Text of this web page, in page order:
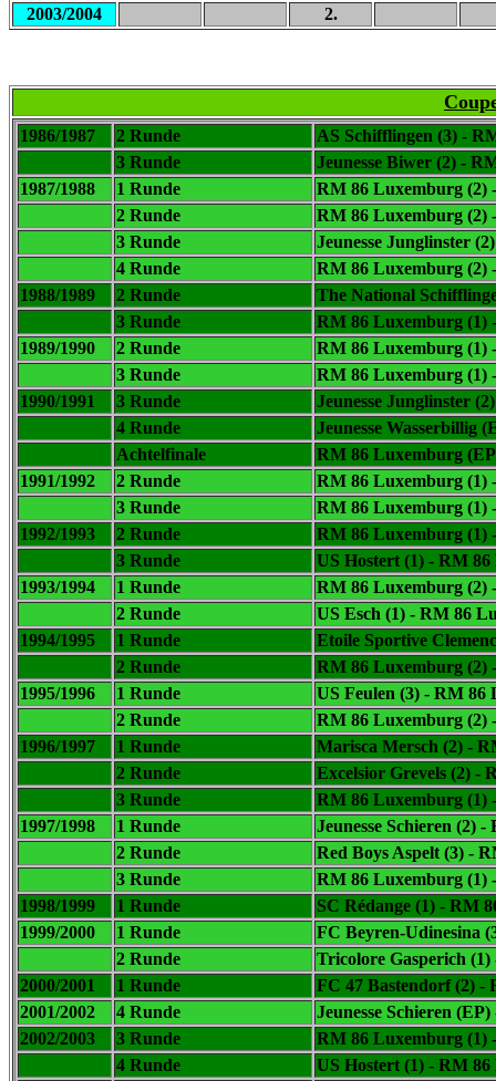
2003/2004
2.
1986/1987 2 Runde
AS Schifflingen (3) -
3 Runde
Jeunesse Biwer (2) -
1987/1988
1 Runde
RM 86 Luxemburg (2)
2 Runde
RM 86 Luxemburg (2)
3 Runde
Jeunesse Junglinster
4 Runde
RM 86 Luxemburg (2)
1988/1989
2 Runde
The National
3 Runde
RM 86 Luxemburg (1)
1989/1990
2 Runde
RM 86 Luxemburg (1)
3 Runde
RM 86 Luxemburg (1)
1990/1991
3 Runde
Jeunesse Junglinster
4 Runde
Jeunesse Wasserbillig
Achtelfinale
RM 86 Luxemburg
1991/1992
2 Runde
RM 86 Luxemburg (1)
3 Runde
RM 86 Luxemburg (1)
1992/1993
2 Runde
RM 86 Luxemburg (1)
3 Runde
US Hostert (1) - RM 86
1993/1994
1 Runde
RM 86 Luxemburg (2)
2 Runde
US Esch (1) - RM 86
1994/1995
1 Runde
Etoile Sportive
2 Runde
RM 86 Luxemburg (2)
1995/1996
1 Runde US Feulen (3) - RM 86
2 Runde
RM 86 Luxemburg (2)
1996/1997
1 Runde Marisca Mersch (2) -
2 Runde
Excelsior Grevels (2) -
3 Runde
RM 86 Luxemburg (1)
1997/1998
1 Runde Jeunesse Schieren (2) -
2 Runde
Red Boys Aspelt (3) -
3 Runde
RM 86 Luxemburg (1)
1998/1999
1 Runde SC Rédange (1) - RM
1999/2000
1 Runde
FC Beyren-Udinesina
2 Runde
Tricolore Gasperich
2000/2001
1 Runde FC 47 Bastendorf (2) -
2001/2002
4 Runde
Jeunesse Schieren
2002/2003
3 Runde
RM 86 Luxemburg (1)
4 Runde
US Hostert (1) - RM 86